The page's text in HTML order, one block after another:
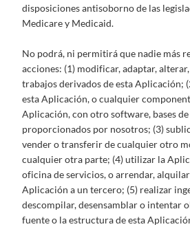
disposiciones antisoborno de las
Medicare y Medicaid.
No podrá, ni permitirá que nadie más
acciones: (1) modificar, adaptar,
trabajos derivados de esta Aplicación;
esta Aplicación, o cualquier
Aplicación, con otro software, bases
proporcionados por nosotros; (3)
vender o transferir de cualquier otro
cualquier otra parte; (4) utilizar la
oficina de servicios, o arrendar,
Aplicación a un tercero; (5) realizar
descompilar, desensamblar o intentar
fuente o la estructura de esta